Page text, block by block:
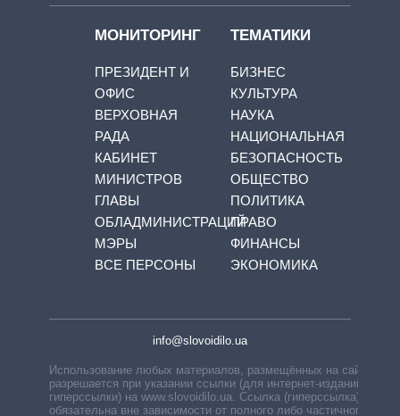
МОНИТОРИНГ
ПРЕЗИДЕНТ И
ОФИС
ВЕРХОВНАЯ
РАДА
КАБИНЕТ
МИНИСТРОВ
ГЛАВЫ
ОБЛАДМИНИСТРАЦИЙ
МЭРЫ
ВСЕ ПЕРСОНЫ
ТЕМАТИКИ
БИЗНЕС
КУЛЬТУРА
НАУКА
НАЦИОНАЛЬНАЯ
БЕЗОПАСНОСТЬ
ОБЩЕСТВО
ПОЛИТИКА
ПРАВО
ФИНАНСЫ
ЭКОНОМИКА
info@slovoidilo.ua
Использование любых материалов, размещённых на сайте,
разрешается при указании ссылки (для интернет-изданий —
гиперссылки) на www.slovoidilo.ua. Ссылка (гиперссылка)
обязательна вне зависимости от полного либо частичного